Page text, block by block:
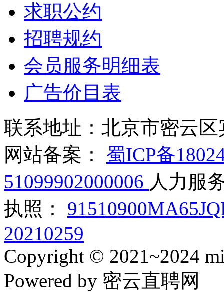
求职公约
招聘规约
会员服务明细表
广告价目表
联系地址：北京市密云
网站备案： 蜀ICP备
51099902000006 人力服
执照：
20210259
Copyright © 2021~2024
Powered by 密云直聘网